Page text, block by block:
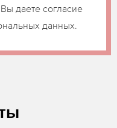
даете согласие
данных.